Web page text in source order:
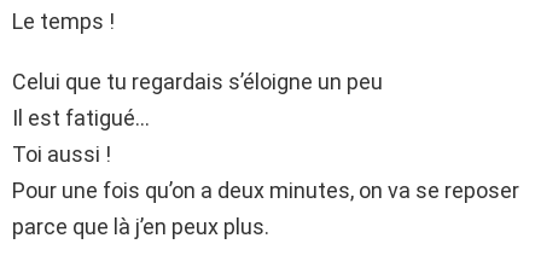
Le temps !
Celui que tu regardais s’éloigne un peu
Il est fatigué…
Toi aussi !
Pour une fois qu’on a deux minutes, on va se reposer
parce que là j’en peux plus.